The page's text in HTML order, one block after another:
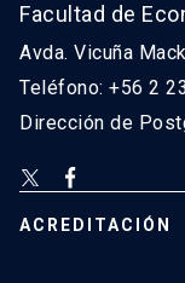
Facultad de
Avda. Vicuña
Teléfono: +56 2
Dirección de
ACREDITACIÓN